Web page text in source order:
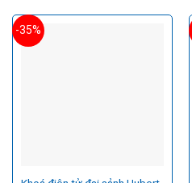
-35%